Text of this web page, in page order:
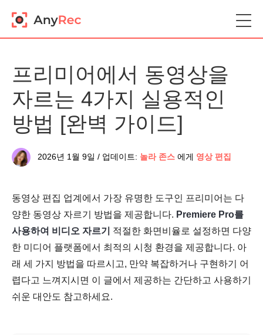
프리미어에서 동영상을
자르는 4가지 실용적인
방법 [완벽 가이드]
2026년 1월 9일 / 업데이트: 놀라 존스 에게 영상 편집
동영상 편집 업계에서 가장 유명한 도구인 프리미어는 다
양한 동영상 자르기 방법을 제공합니다. Premiere Pro를
사용하여 비디오 자르기
적절한 화면비율로 설정하면 다양
한 미디어 플랫폼에서 최적의 시청 환경을 제공합니다. 아
래 세 가지 방법을 따르시고, 만약 복잡하거나 구현하기 어
렵다고 느껴지시면 이 글에서 제공하는 간단하고 사용하기
쉬운 대안도 참고하세요.